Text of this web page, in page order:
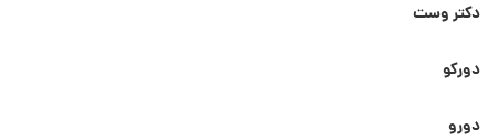
دکتر وست
دورکو
دورو